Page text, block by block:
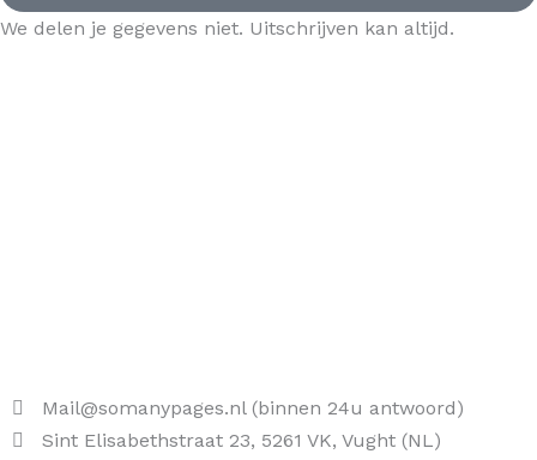
We delen je gegevens niet. Uitschrijven kan altijd.
Mail@somanypages.nl (binnen 24u antwoord)
Sint Elisabethstraat 23, 5261 VK, Vught (NL)